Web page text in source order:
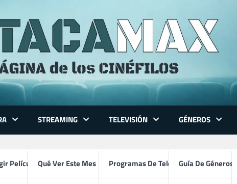
Película
STREAMING
Qué Ver Este Mes
TELEVISIÓN
Programas De Televisión
GÉNEROS
Guía De Géneros